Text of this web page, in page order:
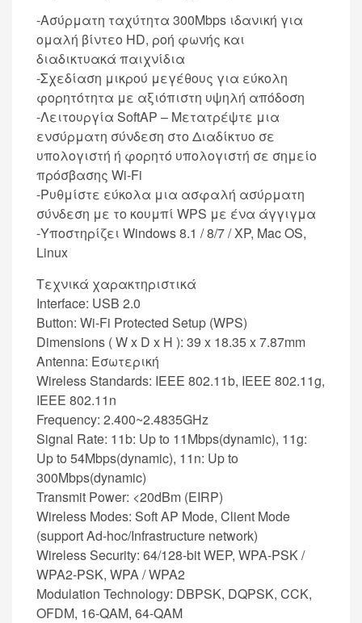
-Ασύρματη ταχύτητα 300Mbps ιδανική για
ομαλή βίντεο HD, ροή φωνής και
διαδικτυακά παιχνίδια
-Σχεδίαση μικρού μεγέθους για εύκολη
φορητότητα με αξιόπιστη υψηλή απόδοση
-Λειτουργία SoftAP – Μετατρέψτε μια
ενσύρματη σύνδεση στο Διαδίκτυο σε
υπολογιστή ή φορητό υπολογιστή σε σημείο
πρόσβασης Wi-Fi
-Ρυθμίστε εύκολα μια ασφαλή ασύρματη
σύνδεση με το κουμπί WPS με ένα άγγιγμα
-Υποστηρίζει Windows 8.1 / 8/7 / XP, Mac OS,
Linux
Τεχνικά χαρακτηριστικά
Interface: USB 2.0
Button: Wi-Fi Protected Setup (WPS)
Dimensions ( W x D x H ): 39 x 18.35 x 7.87mm
Antenna: Εσωτερική
Wireless Standards: IEEE 802.11b, IEEE 802.11g,
IEEE 802.11n
Frequency: 2.400~2.4835GHz
Signal Rate: 11b: Up to 11Mbps(dynamic), 11g:
Up to 54Mbps(dynamic), 11n: Up to
300Mbps(dynamic)
Transmit Power: <20dBm (EIRP)
Wireless Modes: Soft AP Mode, Client Mode
(support Ad-hoc/Infrastructure network)
Wireless Security: 64/128-bit WEP, WPA-PSK /
WPA2-PSK, WPA / WPA2
Modulation Technology: DBPSK, DQPSK, CCK,
OFDM, 16-QAM, 64-QAM